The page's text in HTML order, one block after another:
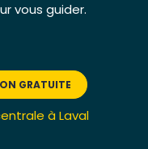
vous guider.
GRATUITE
à Laval